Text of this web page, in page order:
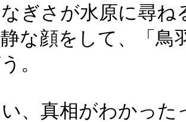
ぎさが水原に尋ね
な顔をして、「
。
い、真相がわかっ